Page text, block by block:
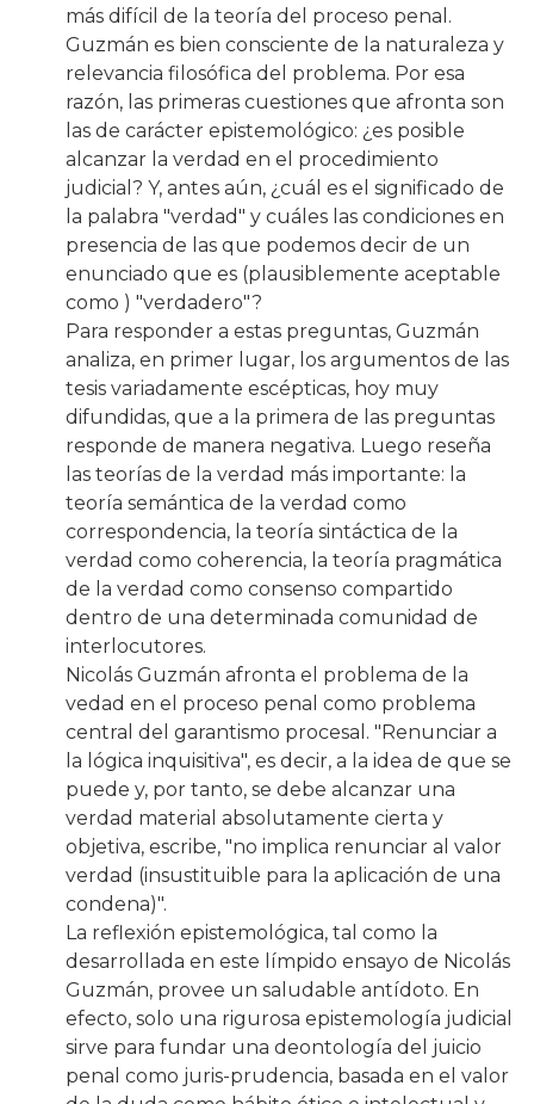
más difícil de la teoría del proceso penal.
Guzmán es bien consciente de la naturaleza y
relevancia filosófica del problema. Por esa
razón, las primeras cuestiones que afronta son
las de carácter epistemológico: ¿es posible
alcanzar la verdad en el procedimiento
judicial? Y, antes aún, ¿cuál es el significado de
la palabra "verdad" y cuáles las condiciones en
presencia de las que podemos decir de un
enunciado que es (plausiblemente aceptable
como ) "verdadero"?
Para responder a estas preguntas, Guzmán
analiza, en primer lugar, los argumentos de las
tesis variadamente escépticas, hoy muy
difundidas, que a la primera de las preguntas
responde de manera negativa. Luego reseña
las teorías de la verdad más importante: la
teoría semántica de la verdad como
correspondencia, la teoría sintáctica de la
verdad como coherencia, la teoría pragmática
de la verdad como consenso compartido
dentro de una determinada comunidad de
interlocutores.
Nicolás Guzmán afronta el problema de la
vedad en el proceso penal como problema
central del garantismo procesal. "Renunciar a
la lógica inquisitiva", es decir, a la idea de que se
puede y, por tanto, se debe alcanzar una
verdad material absolutamente cierta y
objetiva, escribe, "no implica renunciar al valor
verdad (insustituible para la aplicación de una
condena)".
La reflexión epistemológica, tal como la
desarrollada en este límpido ensayo de Nicolás
Guzmán, provee un saludable antídoto. En
efecto, solo una rigurosa epistemología judicial
sirve para fundar una deontología del juicio
penal como juris-prudencia, basada en el valor